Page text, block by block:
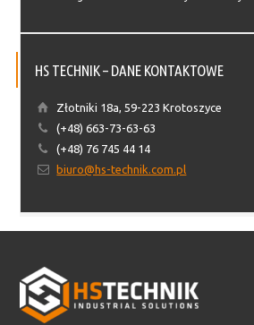
HS TECHNIK – DANE KONTAKTOWE
Złotniki 18a, 59-223 Krotoszyce
(+48) 663-73-63-63
(+48) 76 745 44 14
biuro@hs-technik.com.pl